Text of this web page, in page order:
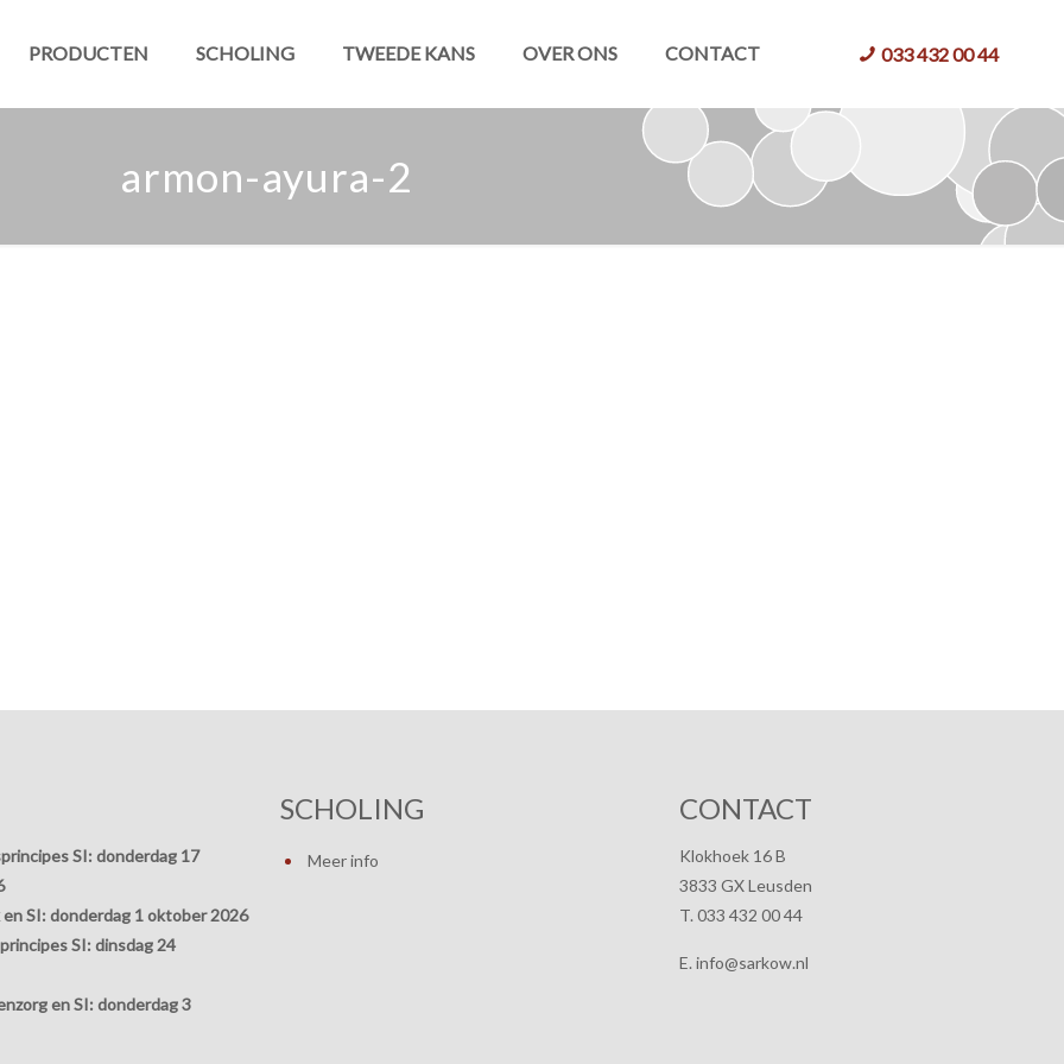
PRODUCTEN SCHOLING TWEEDE KANS OVER ONS CONTACT 033 432 00 44
armon-ayura-2
SI: donderdag 17
SI: donderdag 1 oktober 2026
SI: dinsdag 24
en SI: donderdag 3
SCHOLING
Meer info
CONTACT
Klokhoek 16 B
3833 GX Leusden
T. 033 432 00 44
E. info@sarkow.nl